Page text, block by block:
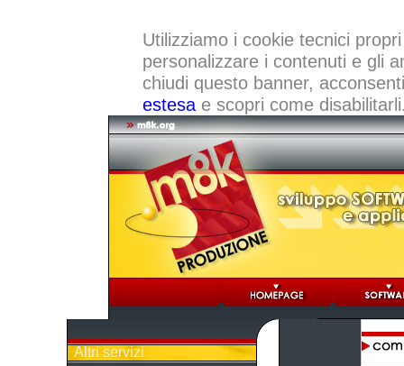
Utilizziamo i cookie tecnici
personalizzare i contenuti e gli
chiudi questo banner,
estesae scopri come
Altri servizi